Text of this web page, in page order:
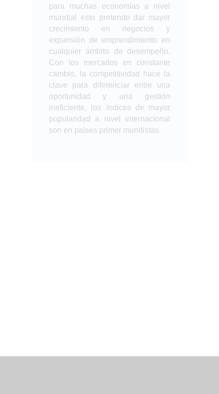
para muchas economías a nivel
mundial esto pretende dar mayor
crecimiento en negocios y
expansión de emprendimiento en
cualquier ámbito de desempeño.
Con los mercados en constante
cambio, la competitividad hace la
clave para diferenciar entre una
oportunidad y una gestión
ineficiente, los índices de mayor
popularidad a nivel internacional
son en países primer mundistas.